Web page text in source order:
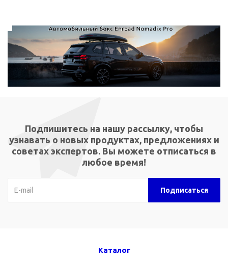
Подпишитесь на нашу рассылку, чтобы
узнавать о новых продуктах, предложениях и
советах экспертов. Вы можете отписаться в
любое время!
Каталог